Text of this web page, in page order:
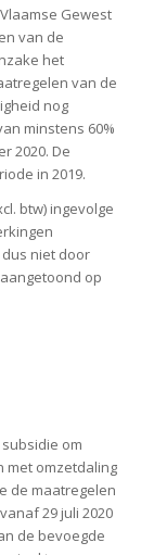
Gewest
van de
het
van de
nog
minstens 60%
2020. De
in 2019.
btw) ingevolge
niet door
op
om
met omzetdaling
de maatregelen
29 juli 2020
de bevoegde